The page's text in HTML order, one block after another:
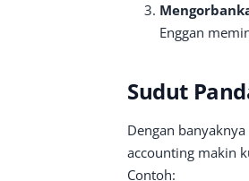
Enggan
Sudut
Dengan
accounting makin
Contoh: